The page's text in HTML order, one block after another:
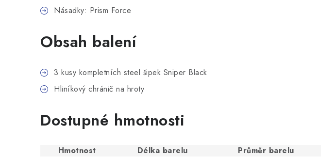
Násadky: Prism Force
Obsah balení
3 kusy kompletních steel šipek Sniper Black
Hliníkový chránič na hroty
Dostupné hmotnosti
Hmotnost Délka barelu
Průměr barelu